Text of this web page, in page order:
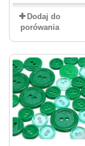
Dodaj do
porówania